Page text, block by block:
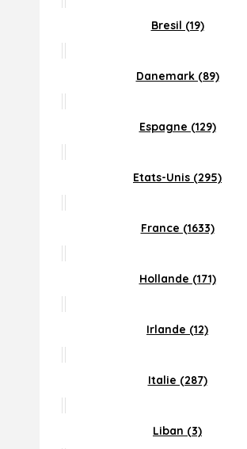
Bresil (19)
Danemark (89)
Espagne (129)
Etats-Unis (295)
France (1633)
Hollande (171)
Irlande (12)
Italie (287)
Liban (3)